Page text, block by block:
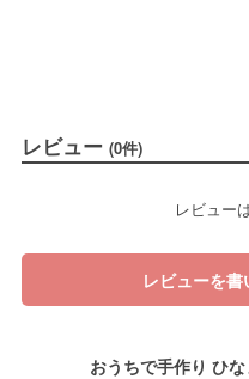
レビュー (0件)
レビュー
レビューを
おうちで手作り ひ